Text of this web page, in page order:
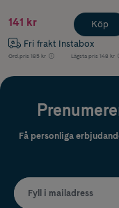
141 kr
Fri frakt Instabox
Ord.pris 185 kr Lägsta pris 148 kr
Köp
Få personliga
Fyll i mailadress